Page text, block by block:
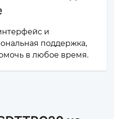
и
поддержка,
в любое время.